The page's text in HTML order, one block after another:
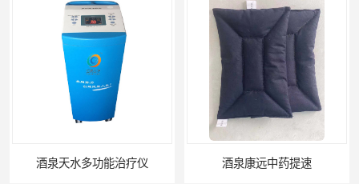
泉天水多功能治疗仪 酒泉康远中药提速